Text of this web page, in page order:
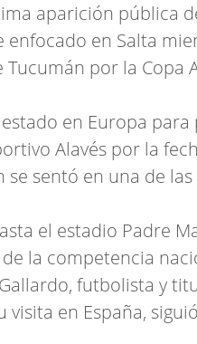
aparición pública
enfocado en Salta
Tucumán por la Copa
en Europa
Alavés por la
se sentó en una de
el estadio Padre
la competencia
futbolista y
visita en España,